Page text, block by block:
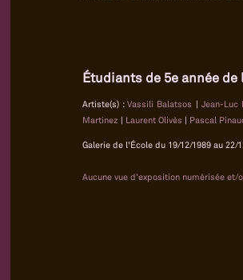
Étudiants de 5e année de
Artiste(s) :Vassili Balatsos | Jean-Luc
Martinez | Laurent Olivès | Pascal
Galerie de l'École du 19/12/1989 au 22/
Aucune vue d'exposition numérisée et/